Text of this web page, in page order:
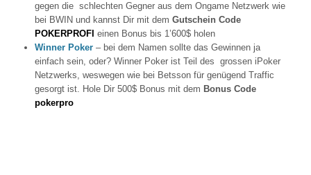
gegen die schlechten Gegner aus dem Ongame Netzwerk wie
bei BWIN und kannst Dir mit dem Gutschein Code
POKERPROFI einen Bonus bis 1’600$ holen
Winner Poker – bei dem Namen sollte das Gewinnen ja
einfach sein, oder? Winner Poker ist Teil des grossen iPoker
Netzwerks, weswegen wie bei Betsson für genügend Traffic
gesorgt ist. Hole Dir 500$ Bonus mit dem Bonus Code
pokerpro